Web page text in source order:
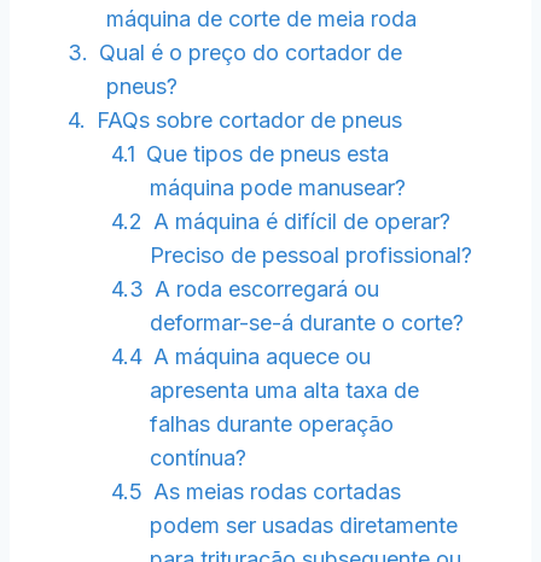
máquina de corte de meia roda
Qual é o preço do cortador de
pneus?
FAQs sobre cortador de pneus
Que tipos de pneus esta
máquina pode manusear?
A máquina é difícil de operar?
Preciso de pessoal profissional?
A roda escorregará ou
deformar-se-á durante o corte?
A máquina aquece ou
apresenta uma alta taxa de
falhas durante operação
contínua?
As meias rodas cortadas
podem ser usadas diretamente